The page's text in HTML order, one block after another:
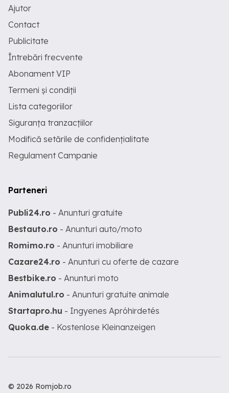
Ajutor
Contact
Publicitate
Întrebări frecvente
Abonament VIP
Termeni și condiții
Lista categoriilor
Siguranța tranzacțiilor
Modifică setările de confidențialitate
Regulament Campanie
Parteneri
Publi24.ro - Anunturi gratuite
Bestauto.ro - Anunturi auto/moto
Romimo.ro - Anunturi imobiliare
Cazare24.ro - Anunturi cu oferte de cazare
Bestbike.ro - Anunturi moto
Animalutul.ro - Anunturi gratuite animale
Startapro.hu - Ingyenes Apróhirdetés
Quoka.de - Kostenlose Kleinanzeigen
© 2026 Romjob.ro